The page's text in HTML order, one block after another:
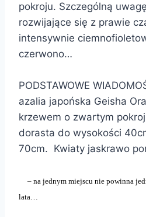
pokroju. Szczególną
rozwijające się z prawie
intensywnie
czerwono…
PODSTAWOWE
azalia japońska Geisha
krzewem o zwartym
dorasta do wysokości
70cm. Kwiaty jaskrawo
– na jednym miejscu nie powinna
lata…